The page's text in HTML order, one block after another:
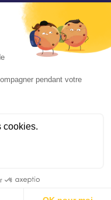
Aubin-
de
notre
à 94%